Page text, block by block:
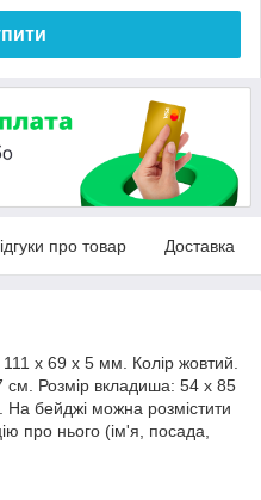
про товар Доставка
x 69 x 5 мм. Колір жовтий.
Розмір вкладиша: 54 x 85
На бейджі можна розмістити
про нього (ім'я, посада,